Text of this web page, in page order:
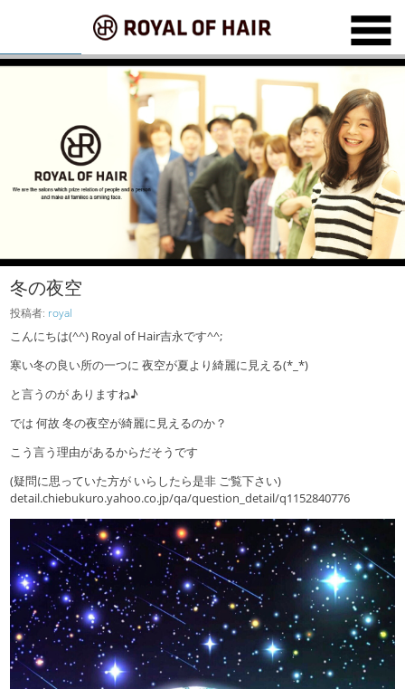
冬の夜空
投稿者: royal
こんにちは(^^) Royal of Hair吉永です^^;
寒い冬の良い所の一つに 夜空が夏より綺麗に見える(*_*)
と言うのが ありますね♪
では 何故 冬の夜空が綺麗に見えるのか？
こう言う理由があるからだそうです
(疑問に思っていた方が いらしたら是非 ご覧下さい)
detail.chiebukuro.yahoo.co.jp/qa/question_detail/q1152840776